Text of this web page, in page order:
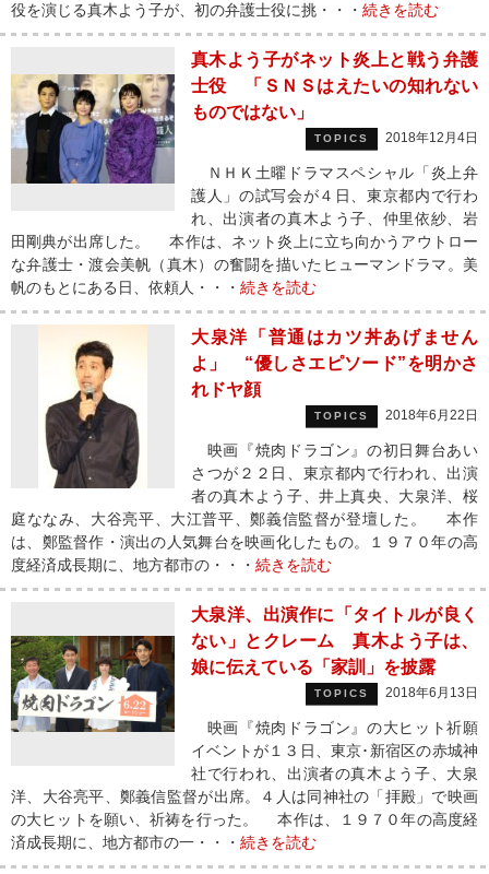
役を演じる真木よう子が、初の弁護士役に挑・・・ 続きを読む
真木よう子がネット炎上と戦う弁護
士役 「ＳＮＳはえたいの知れない
ものではない」
TOPICS 2018年12月4日
ＮＨＫ土曜ドラマスペシャル「炎上弁
護人」の試写会が４日、東京都内で行わ
れ、出演者の真木よう子、仲里依紗、岩
田剛典が出席した。 本作は、ネット炎上に立ち向かうアウトロー
な弁護士・渡会美帆（真木）の奮闘を描いたヒューマンドラマ。美
帆のもとにある日、依頼人・・・ 続きを読む
大泉洋「普通はカツ丼あげません
よ」 “優しさエピソード”を明かさ
れドヤ顔
TOPICS 2018年6月22日
映画『焼肉ドラゴン』の初日舞台あい
さつが２２日、東京都内で行われ、出演
者の真木よう子、井上真央、大泉洋、桜
庭ななみ、大谷亮平、大江普平、鄭義信監督が登壇した。 本作
は、鄭監督作・演出の人気舞台を映画化したもの。１９７０年の高
度経済成長期に、地方都市の・・・ 続きを読む
大泉洋、出演作に「タイトルが良く
ない」とクレーム 真木よう子は、
娘に伝えている「家訓」を披露
TOPICS 2018年6月13日
映画『焼肉ドラゴン』の大ヒット祈願
イベントが１３日、東京･新宿区の赤城神
社で行われ、出演者の真木よう子、大泉
洋、大谷亮平、鄭義信監督が出席。４人は同神社の「拝殿」で映画
の大ヒットを願い、祈祷を行った。 本作は、１９７０年の高度経
済成長期に、地方都市の一・・・ 続きを読む